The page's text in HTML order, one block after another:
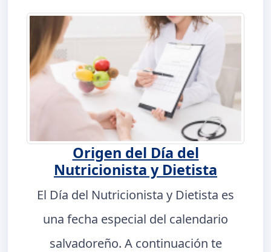
Origen del Día del
Nutricionista y Dietista
El Día del Nutricionista y Dietista es
una fecha especial del calendario
salvadoreño. A continuación te